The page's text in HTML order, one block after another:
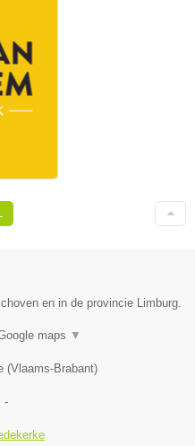
en in de provincie Limburg.
maps ▼
(Vlaams-Brabant)
-